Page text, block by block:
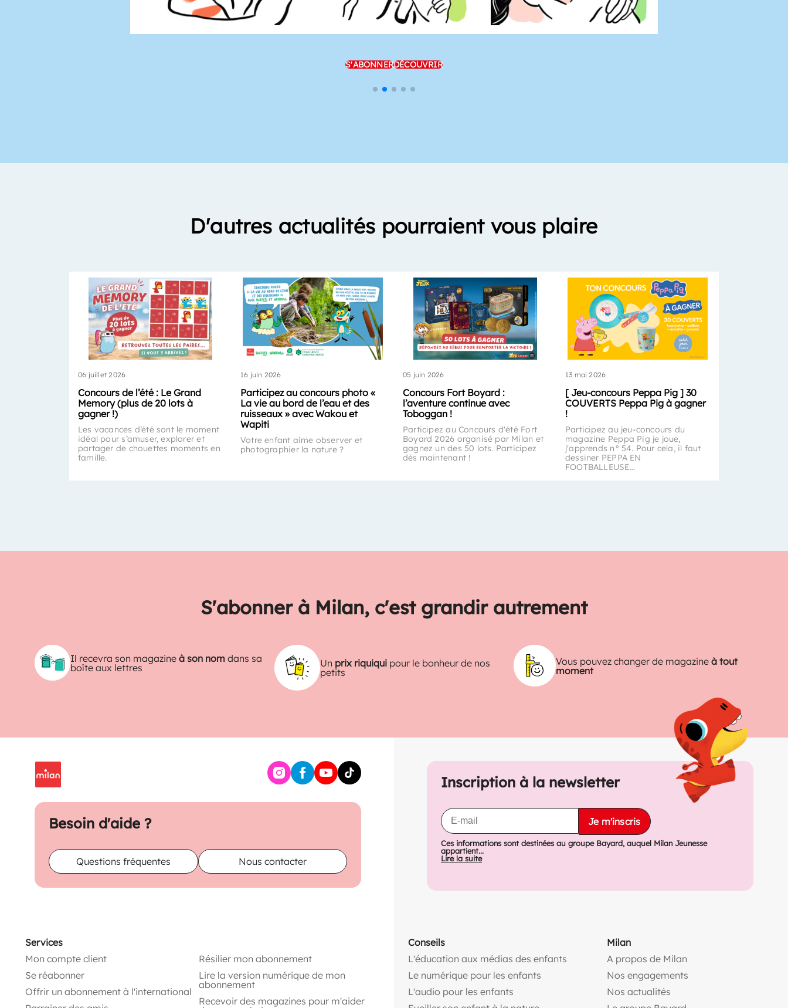
S'ABONNERDÉCOUVRIR
D'autres actualités pourraient vous plaire
06 juillet 2026
Concours de l’été : Le Grand
Memory (plus de 20 lots à
gagner !)
Les vacances d’été sont le moment
idéal pour s’amuser, explorer et
partager de chouettes moments en
famille.
16 juin 2026
Participez au concours photo «
La vie au bord de l’eau et des
ruisseaux » avec Wakou et
Wapiti
Votre enfant aime observer et
photographier la nature ?
05 juin 2026
Concours Fort Boyard :
l’aventure continue avec
Toboggan !
Participez au Concours d'été Fort
Boyard 2026 organisé par Milan et
gagnez un des 50 lots. Participez
dès maintenant !
13 mai 2026
[ Jeu-concours Peppa Pig ] 30
COUVERTS Peppa Pig à gagner
!
Participez au jeu-concours du
magazine Peppa Pig je joue,
j'apprends n° 54. Pour cela, il faut
dessiner PEPPA EN
FOOTBALLEUSE...
S'abonner à Milan, c'est grandir autrement
Il recevra son magazineà son nom dans sa
boîte aux lettres
Un prix riquiqui pour le bonheur de nos
petits
Vous pouvez changer de magazine à tout
moment
Besoin d'aide ?
Questions fréquentes Nous contacter
Inscription à la newsletter
Je m'inscris
Ces informations sont destinées au groupe Bayard, auquel Milan Jeunesse
appartient...
Lire la suite
Services
Mon compte client
Se réabonner
Offrir un abonnement à l'international
Résilier mon abonnement
Lire la version numérique de mon
abonnement
Recevoir des magazines pour m'aider
Conseils
L'éducation aux médias des enfants
Le numérique pour les enfants
L'audio pour les enfants
Milan
A propos de Milan
Nos engagements(ouvre une nouvelle
Nos actualités(ouvre une nouvelle